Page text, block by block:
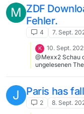
mit Arte und
Aber die ganzen
M ZDF
Fehler.
4 7. Sept.
K
10. Sept.
@Mexx2 Schau
ungelesenen
J Paris has
2 8. Sept.